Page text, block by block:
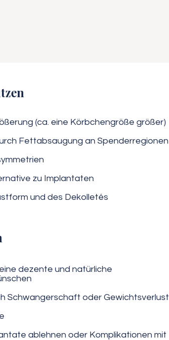
(ca. eine Körbchengröße größer)
Fettabsaugung an Spenderregionen
zu Implantaten
und des Dekolletés
dezente und natürliche
Schwangerschaft oder Gewichtsverlust
ablehnen oder Komplikationen mit